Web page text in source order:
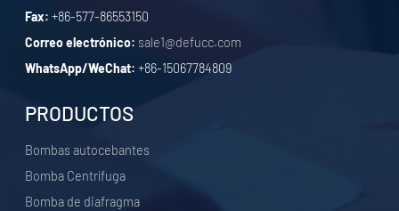
Fax: +86-577-86553150
Correo electrónico: sale1@defucc.com
WhatsApp/WeChat: +86-15067784809
PRODUCTOS
Bombas autocebantes
Bomba Centrífuga
Bomba de diafragma